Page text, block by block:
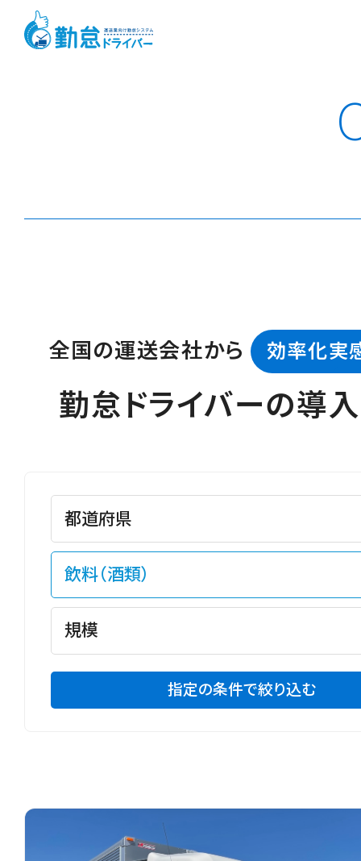
全国の運送会社から 効率化実
勤怠ドライバーの導
指定の条件で絞り込む